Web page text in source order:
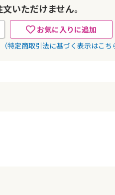
いただけません。
お気に入りに追加
（特定商取引法に基づく表示はこち